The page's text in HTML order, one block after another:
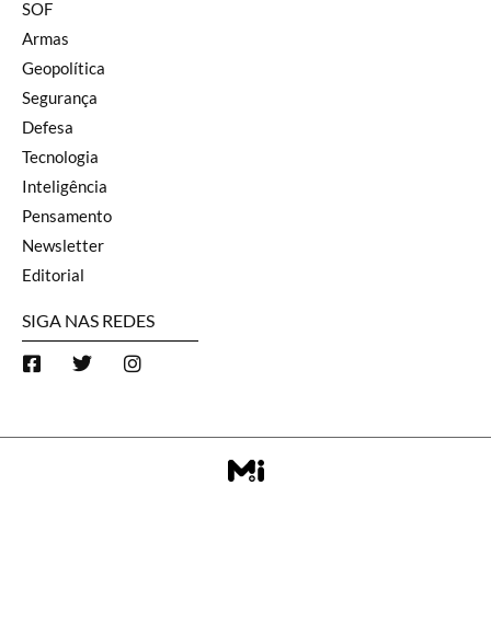
SOF
Armas
Geopolítica
Segurança
Defesa
Tecnologia
Inteligência
Pensamento
Newsletter
Editorial
SIGA NAS REDES